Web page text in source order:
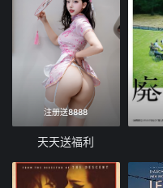
注册送8888
天天送福利